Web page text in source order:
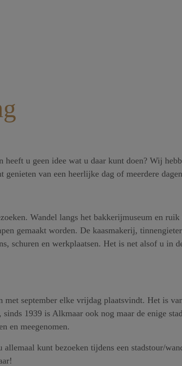
u geen idee wat u daar kunt doen? Wij
van een heerlijke dag of meerdere
Wandel langs het bakkerijmuseum en
gemaakt worden. De kaasmakerij,
schuren en werkplaatsen. Het is net alsof u in
september elke vrijdag plaatsvindt. Het is
1939 is Alkmaar ook nog maar de enige
en meegenomen.
kunt bezoeken tijdens een stadstour/